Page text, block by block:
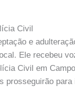
Civil
e
Ele recebeu
Civil em
prosseguirão